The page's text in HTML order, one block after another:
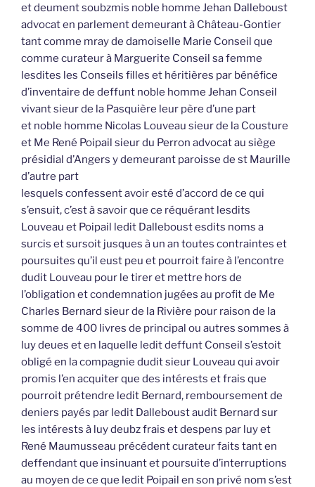
et deument soubzmis noble homme Jehan Dalleboust
advocat en parlement demeurant à Château-Gontier
tant comme mray de damoiselle Marie Conseil que
comme curateur à Marguerite Conseil sa femme
lesdites les Conseils filles et héritières par bénéfice
d’inventaire de deffunt noble homme Jehan Conseil
vivant sieur de la Pasquière leur père d’une part
et noble homme Nicolas Louveau sieur de la Cousture
et Me René Poipail sieur du Perron advocat au siège
présidial d’Angers y demeurant paroisse de st Maurille
d’autre part
lesquels confessent avoir esté d’accord de ce qui
s’ensuit, c’est à savoir que ce réquérant lesdits
Louveau et Poipail ledit Dalleboust esdits noms a
surcis et sursoit jusques à un an toutes contraintes et
poursuites qu’il eust peu et pourroit faire à l’encontre
dudit Louveau pour le tirer et mettre hors de
l’obligation et condemnation jugées au profit de Me
Charles Bernard sieur de la Rivière pour raison de la
somme de 400 livres de principal ou autres sommes à
luy deues et en laquelle ledit deffunt Conseil s’estoit
obligé en la compagnie dudit sieur Louveau qui avoir
promis l’en acquiter que des intérests et frais que
pourroit prétendre ledit Bernard, remboursement de
deniers payés par ledit Dalleboust audit Bernard sur
les intérests à luy deubz frais et despens par luy et
René Maumusseau précédent curateur faits tant en
deffendant que insinuant et poursuite d’interruptions
au moyen de ce que ledit Poipail en son privé nom s’est